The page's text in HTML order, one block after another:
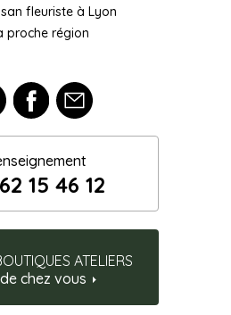
15 46 12
fleuriste à Lyon
proche région
ATELIERS
chez vous